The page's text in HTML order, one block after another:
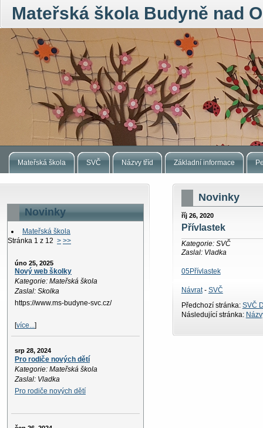
Mateřská škola Budyně nad
Mateřská škola SVČ Názvy tříd Základní informace
Novinky
Mateřská škola
Stránka 1 z 12 > >>
úno 25, 2025
Nový web školky
Kategorie: Mateřská škola
Zaslal: Skolka
https://www.ms-budyne-svc.cz/
[více...]
srp 28, 2024
Pro rodiče nových dětí
Kategorie: Mateřská škola
Zaslal: Vladka
Pro rodiče nových dětí
Novinky
říj 26, 2020
Přívlastek
Kategorie: SVČ
Zaslal: Vladka
05Přívlastek
Návrat- SVČ
Předchozí stránka: SVČ
Následující stránka: